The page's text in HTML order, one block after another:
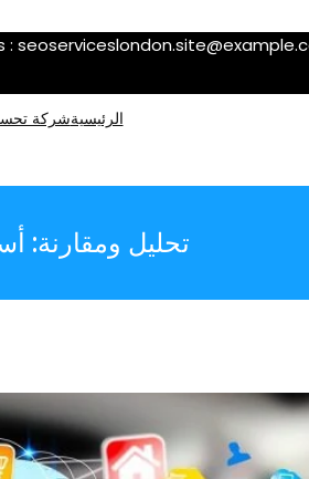
:
الرئيسيةشركة
تحليل ومقارنة: